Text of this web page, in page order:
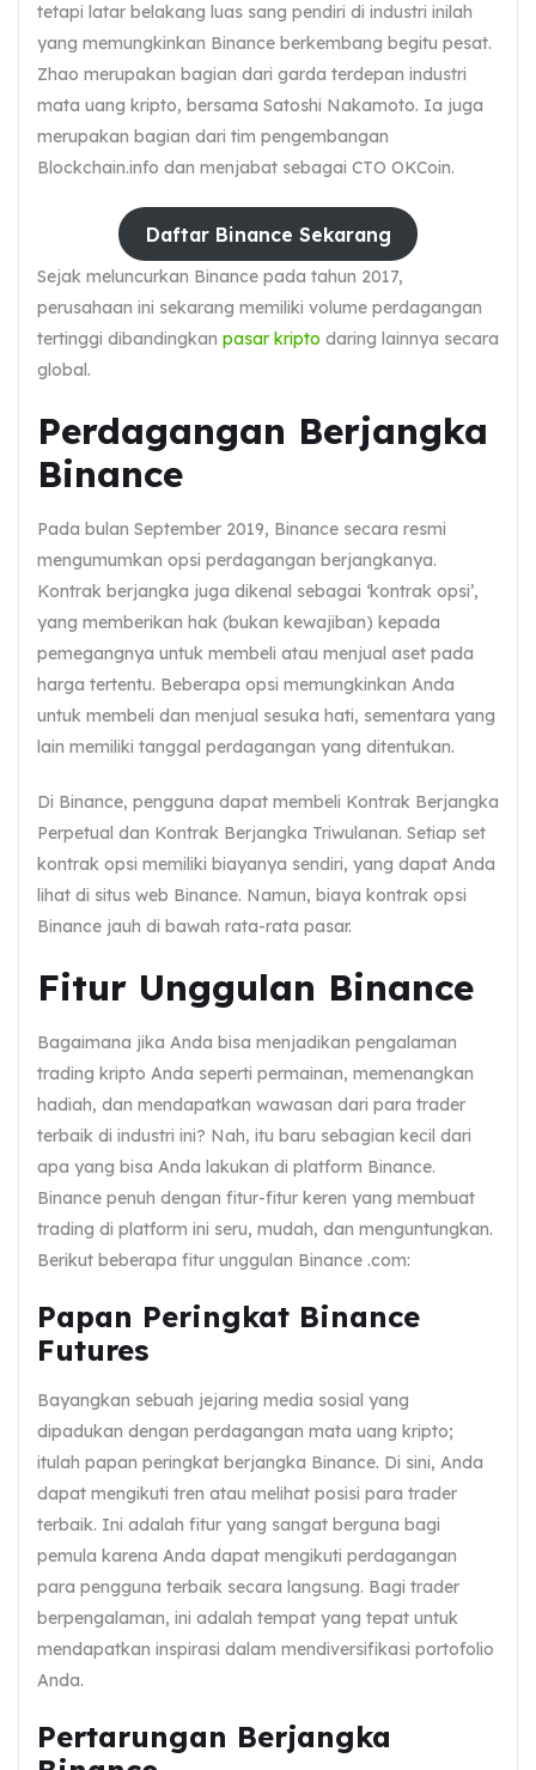
tetapi latar belakang luas sang pendiri di industri inilah
yang memungkinkan Binance berkembang begitu pesat.
Zhao merupakan bagian dari garda terdepan industri
mata uang kripto, bersama Satoshi Nakamoto. Ia juga
merupakan bagian dari tim pengembangan
Blockchain.info dan menjabat sebagai CTO OKCoin.
Daftar Binance Sekarang
Sejak meluncurkan Binance pada tahun 2017,
perusahaan ini sekarang memiliki volume perdagangan
tertinggi dibandingkan pasar kripto daring lainnya secara
global.
Perdagangan Berjangka
Binance
Pada bulan September 2019, Binance secara resmi
mengumumkan opsi perdagangan berjangkanya.
Kontrak berjangka juga dikenal sebagai ‘kontrak opsi’,
yang memberikan hak (bukan kewajiban) kepada
pemegangnya untuk membeli atau menjual aset pada
harga tertentu. Beberapa opsi memungkinkan Anda
untuk membeli dan menjual sesuka hati, sementara yang
lain memiliki tanggal perdagangan yang ditentukan.
Di Binance, pengguna dapat membeli Kontrak Berjangka
Perpetual dan Kontrak Berjangka Triwulanan. Setiap set
kontrak opsi memiliki biayanya sendiri, yang dapat Anda
lihat di situs web Binance. Namun, biaya kontrak opsi
Binance jauh di bawah rata-rata pasar.
Fitur Unggulan Binance
Bagaimana jika Anda bisa menjadikan pengalaman
trading kripto Anda seperti permainan, memenangkan
hadiah, dan mendapatkan wawasan dari para trader
terbaik di industri ini? Nah, itu baru sebagian kecil dari
apa yang bisa Anda lakukan di platform Binance.
Binance penuh dengan fitur-fitur keren yang membuat
trading di platform ini seru, mudah, dan menguntungkan.
Berikut beberapa fitur unggulan Binance .com:
Papan Peringkat Binance
Futures
Bayangkan sebuah jejaring media sosial yang
dipadukan dengan perdagangan mata uang kripto;
itulah papan peringkat berjangka Binance. Di sini, Anda
dapat mengikuti tren atau melihat posisi para trader
terbaik. Ini adalah fitur yang sangat berguna bagi
pemula karena Anda dapat mengikuti perdagangan
para pengguna terbaik secara langsung. Bagi trader
berpengalaman, ini adalah tempat yang tepat untuk
mendapatkan inspirasi dalam mendiversifikasi portofolio
Anda.
Pertarungan Berjangka